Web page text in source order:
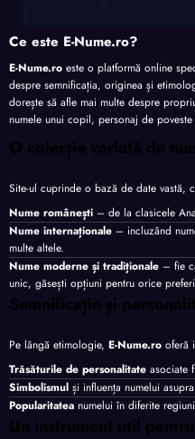
Ce este E-Nume.ro?
E-Nume.ro este o platformă online
despre semnificația, originea și
dorește să afle mai multe despre
numele unui copil, personaj de
O colecție variată de
Site-ul cuprinde o bază de date vastă,
Nume românești – de la clasicele
Nume internaționale – incluzând
multe altele.
Nume moderne și tradiționale – fie
unic, găsești opțiuni pentru orice
Semnificație și
Pe lângă etimologie, E-Nume.ro oferă
Trăsăturile de personalitate asociate
Simbolismul și influența numelui
Popularitatea numelui în diferite
Un instrument util